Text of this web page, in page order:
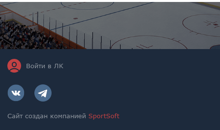
Войти в ЛК
Сайт создан компанией SportSoft